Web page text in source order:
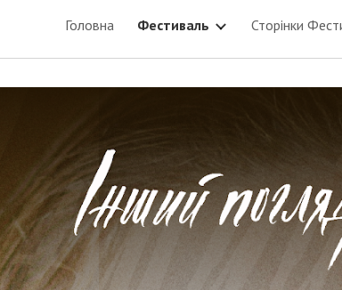
Skip to main content
Головна Фестиваль Сторінки